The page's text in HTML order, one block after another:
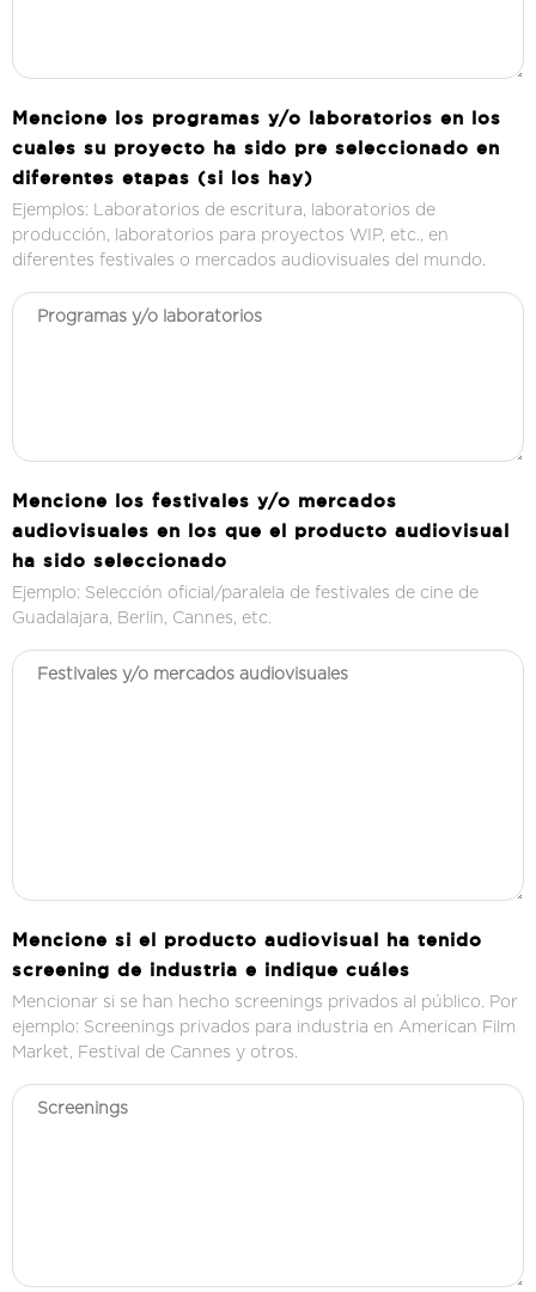
Mencione los programas y/o laboratorios en los
cuales su proyecto ha sido pre seleccionado en
diferentes etapas (si los hay)
Ejemplos: Laboratorios de escritura, laboratorios de
producción, laboratorios para proyectos WIP, etc., en
diferentes festivales o mercados audiovisuales del mundo.
Mencione los festivales y/o mercados
audiovisuales en los que el producto audiovisual
ha sido seleccionado
Ejemplo: Selección oficial/paralela de festivales de cine de
Guadalajara, Berlin, Cannes, etc.
Mencione si el producto audiovisual ha tenido
screening de industria e indique cuáles
Mencionar si se han hecho screenings privados al público. Por
ejemplo: Screenings privados para industria en American Film
Market, Festival de Cannes y otros.